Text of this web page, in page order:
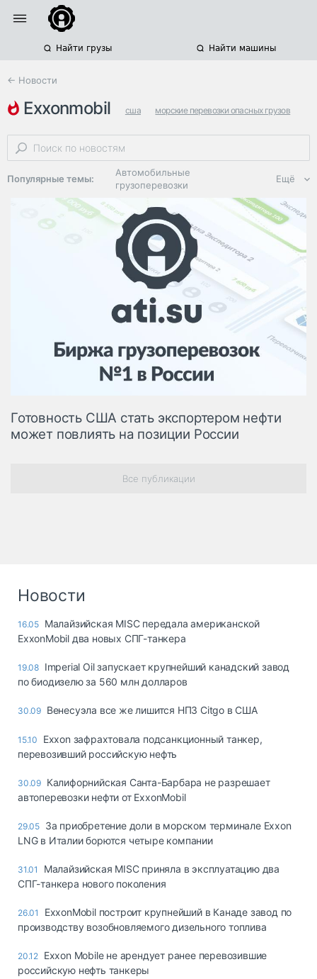
Найти грузы Найти машины
← Новости
exxonmobil сша морские перевозки опасных грузов
санкции
Популярные темы:
Автомобильные
грузоперевозки
Региональная
логистика
ЭДО, ИТ в
логистике
Дороги,
инфраструктура
Логистика, грузы
Негабаритные и
опасные грузы
Безопасность и
Таможня и ВЭД
терминалы
Ещё
Готовность США стать экспортером нефти
может повлиять на позиции России
Все публикации
Новости
16.05 Малайзийская MISC передала американской
ExxonMobil два новых СПГ-танкера
19.08 Imperial Oil запускает крупнейший канадский завод
по биодизелю за 560 млн долларов
30.09 Венесуэла все же лишится НПЗ Citgo в США
15.10
Exxon зафрахтовала подсанкционный танкер,
перевозивший российскую нефть
30.09 Калифорнийская Санта-Барбара не разрешает
автоперевозки нефти от ExxonMobil
29.05 За приобретение доли в морском терминале Exxon
LNG в Италии борются четыре компании
31.01
Малайзийская MISC приняла в эксплуатацию два
СПГ-танкера нового поколения
26.01
ExxonMobil построит крупнейший в Канаде завод по
производству возобновляемого дизельного топлива
20.12 Exxon Mobile не арендует ранее перевозившие
российскую нефть танкеры